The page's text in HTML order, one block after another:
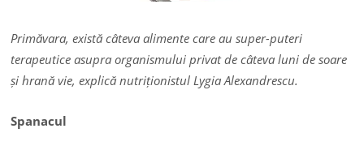
Primăvara, există câteva alimente care au super-puteri
terapeutice asupra organismului privat de câteva luni de soare
și hrană vie, explică nutriționistul Lygia Alexandrescu.
Spanacul